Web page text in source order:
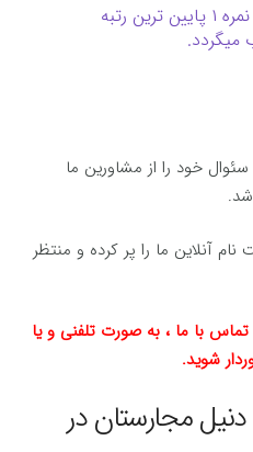
كه ۵ بالاترین رتبه و نمره ۱ پایین ترین رتبه
خود را از مشاورین ما
آنلاین ما را پر کرده و منتظر
با ما ، به صورت تلفنی و یا
شوید.
مجارستان در